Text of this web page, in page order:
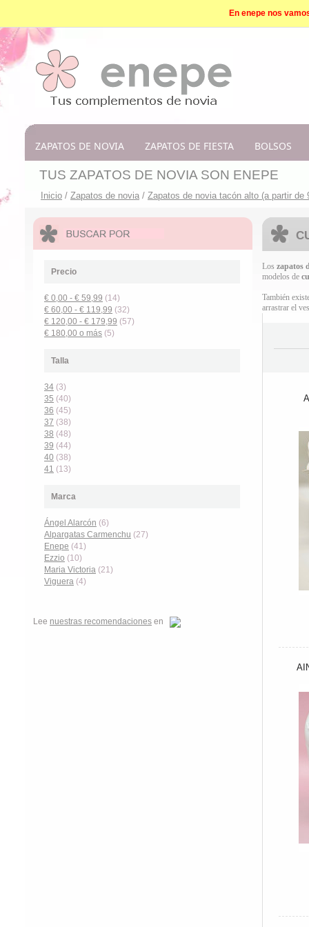
En enepe nos
ZAPATOS DE NOVIA ZAPATOS DE FIESTA BOLSOS
TUS ZAPATOS DE NOVIA SON ENEPE
Inicio / Zapatos de novia / Zapatos de novia tacón alto (a partir de
Precio
€ 0,00 - € 59,99 (14)
€ 60,00 - € 119,99 (32)
€ 120,00 - € 179,99 (57)
€ 180,00 o más (5)
Talla
34 (3)
35 (40)
36 (45)
37 (38)
38 (48)
39 (44)
40 (38)
41 (13)
Marca
Ángel Alarcón (6)
Alpargatas Carmenchu (27)
Enepe (41)
Ezzio (10)
Maria Victoria (21)
Viguera (4)
Lee nuestras recomendaciones en
Los zapatos
modelos de
También
arrastrar el